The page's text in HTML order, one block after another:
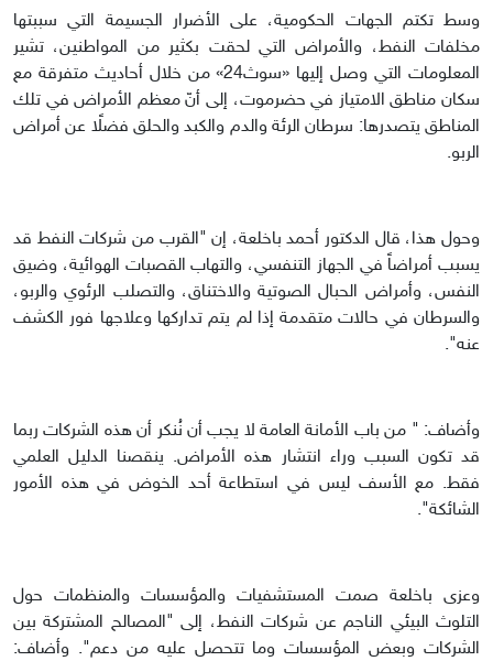
وسط تكتم الجهات الحكومية، على الأضرار الجسيمة التي سببتها
مخلفات النفط، والأمراض التي لحقت بكثير من المواطنين، تشير
المعلومات التي وصل إليها «سوث24» من خلال أحاديث متفرقة مع
سكان مناطق الامتياز في حضرموت، إلى أنّ معظم الأمراض في تلك
المناطق يتصدرها: سرطان الرئة والدم والكبد والحلق فضلًا عن أمراض
الربو.
وحول هذا، قال الدكتور أحمد باخلعة، إن "القرب من شركات النفط قد
يسبب أمراضاً في الجهاز التنفسي، والتهاب القصبات الهوائية، وضيق
النفس، وأمراض الحبال الصوتية والاختناق، والتصلب الرئوي والربو،
والسرطان في حالات متقدمة إذا لم يتم تداركها وعلاجها فور الكشف
عنه".
وأضاف: " من باب الأمانة العامة لا يجب أن نُنكر أن هذه الشركات ربما
قد تكون السبب وراء انتشار هذه الأمراض. ينقصنا الدليل العلمي
فقط. مع الأسف ليس في استطاعة أحد الخوض في هذه الأمور
الشائكة".
وعزى باخلعة صمت المستشفيات والمؤسسات والمنظمات حول
التلوث البيئي الناجم عن شركات النفط، إلى "المصالح المشتركة بين
الشركات وبعض المؤسسات وما تتحصل عليه من دعم". وأضاف: